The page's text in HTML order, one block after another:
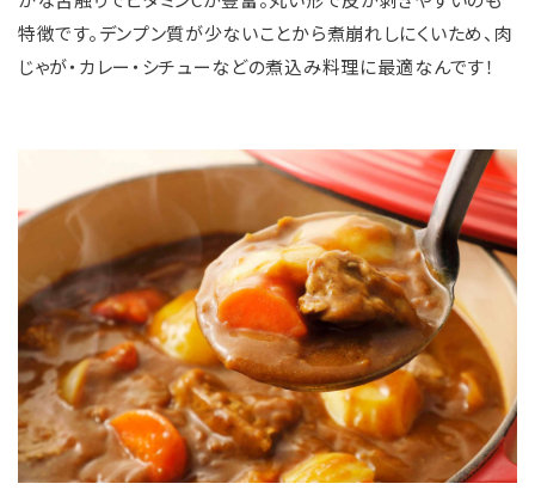
特徴です。デンプン質が少ないことから煮崩れしにくいため、肉
じゃが・カレー・シチューなどの煮込み料理に最適なんです！